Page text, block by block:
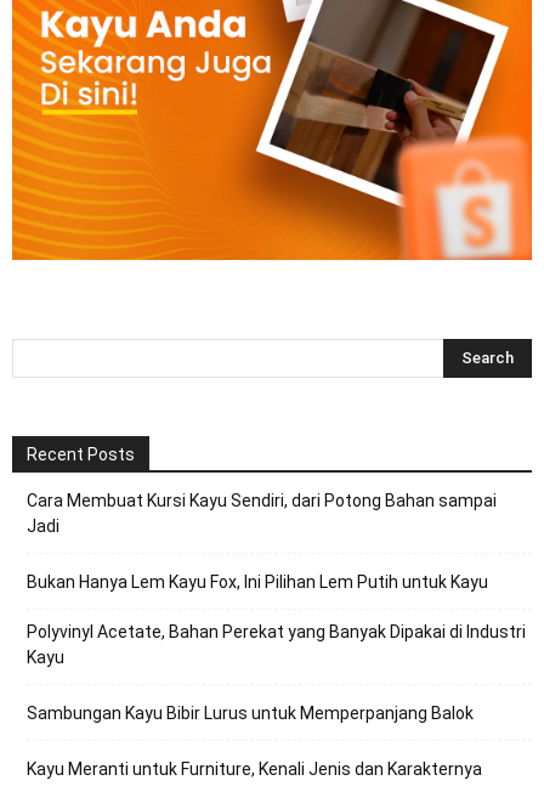
Recent Posts
Cara Membuat Kursi Kayu Sendiri, dari Potong Bahan sampai
Jadi
Bukan Hanya Lem Kayu Fox, Ini Pilihan Lem Putih untuk Kayu
Polyvinyl Acetate, Bahan Perekat yang Banyak Dipakai di Industri
Kayu
Sambungan Kayu Bibir Lurus untuk Memperpanjang Balok
Kayu Meranti untuk Furniture, Kenali Jenis dan Karakternya